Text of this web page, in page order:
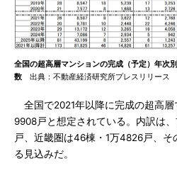
全国の超高層マンションの完成（予定）年次
数 出典：不動産経済研究所プレスリリース
全国で2021年以降に完成の超高層
9908戸と想定されている。内訳は
戸、近畿圏は46棟・1万4826戸、そ
る見込みだ。